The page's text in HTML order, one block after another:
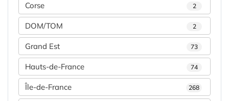
Corse 2
DOM/TOM 2
Grand Est 73
Hauts-de-France 74
Île-de-France 268